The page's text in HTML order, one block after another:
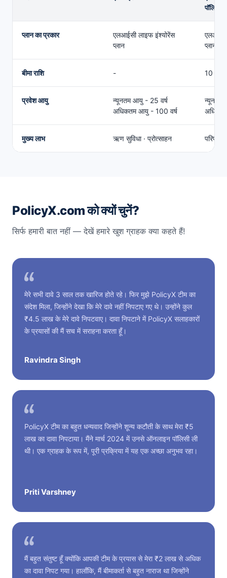
पॉलिसी
प्लान का प्रकार
एलआईसी लाइफ इंश्योरेंस
प्लान
प्लान
बीमा राशि - 10 से
प्रवेश आयु
न्यूनतम आयु - 25 वर्ष
अधिकतम आयु - 100 वर्ष
न्यूनतम
मुख्य लाभ ऋण सुविधा · प्रोत्साहन
PolicyX.com को क्यों चुनें?
सिर्फ हमारी बात नहीं — देखें हमारे खुश ग्राहक क्या कहते हैं!
मेरे सभी दावे 3 साल तक खारिज होते रहे। फिर मुझे PolicyX टीम का
संदेश मिला, जिन्होंने देखा कि मेरे दावे नहीं निपटाए गए थे। उन्होंने कुल
₹4.5 लाख के मेरे दावे निपटवाए। दावा निपटाने में PolicyX सलाहकारों
के प्रयासों की मैं सच में सराहना करता हूँ।
Ravindra Singh
PolicyX टीम का बहुत धन्यवाद जिन्होंने शून्य कटौती के साथ मेरा ₹5
लाख का दावा निपटाया। मैंने मार्च 2024 में उनसे ऑनलाइन पॉलिसी ली
थी। एक ग्राहक के रूप में, पूरी प्रक्रिया में यह एक अच्छा अनुभव रहा।
Priti Varshney
मैं बहुत संतुष्ट हूँ क्योंकि आपकी टीम के प्रयास से मेरा ₹2 लाख से अधिक
का दावा निपट गया। हालाँकि, मैं बीमाकर्ता से बहुत नाराज था जिन्होंने